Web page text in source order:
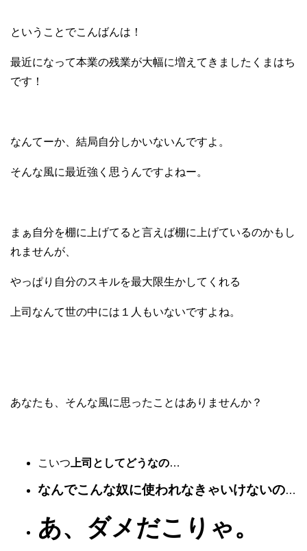
ということでこんばんは！
最近になって本業の残業が大幅に増えてきましたくまはち
です！
なんてーか、結局自分しかいないんですよ。
そんな風に最近強く思うんですよねー。
まぁ自分を棚に上げてると言えば棚に上げているのかもし
れませんが、
やっぱり自分のスキルを最大限生かしてくれる
上司なんて世の中には１人もいないですよね。
あなたも、 そんな風に思ったことはありませんか？
こいつ 上司としてどうなの…
なんでこんな奴に使われなきゃいけないの…
あ、ダメだこりゃ。